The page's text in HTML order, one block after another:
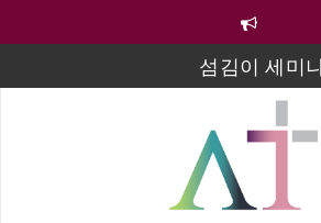
섬김이 세미
김태희 자매 졸업
2023년 어린이 주일 유
라합3 나라 봉헌